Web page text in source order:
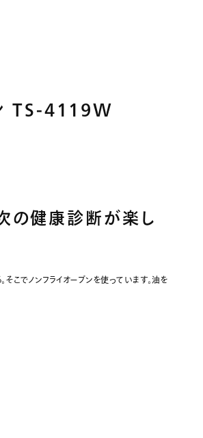
TS-4119W
の健康診断が楽し
こでノンフライオーブンを使っています。油を